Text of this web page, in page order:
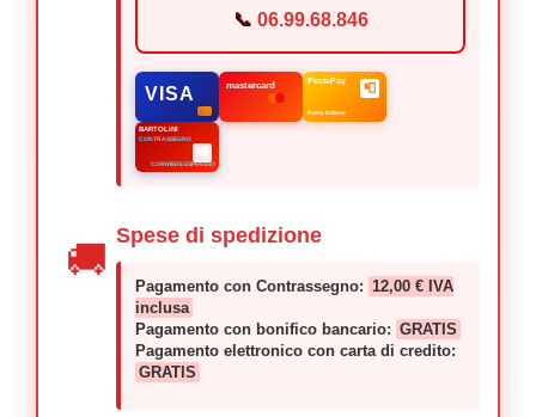
📞 06.99.68.846
VISA mastercard PostePay
Poste Italiane
📮
BARTOLINI
CONTRASSEGNO
CORRIERE ESPRESSO
🚚
🚚
Spese di spedizione
Pagamento con Contrassegno: 12,00 € IVA
inclusa
Pagamento con bonifico bancario: GRATIS
Pagamento elettronico con carta di credito:
GRATIS